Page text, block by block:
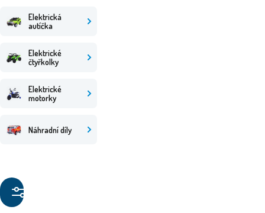
Elektrická
autíčka
Elektrické
čtyřkolky
Elektrické
motorky
Náhradní díly